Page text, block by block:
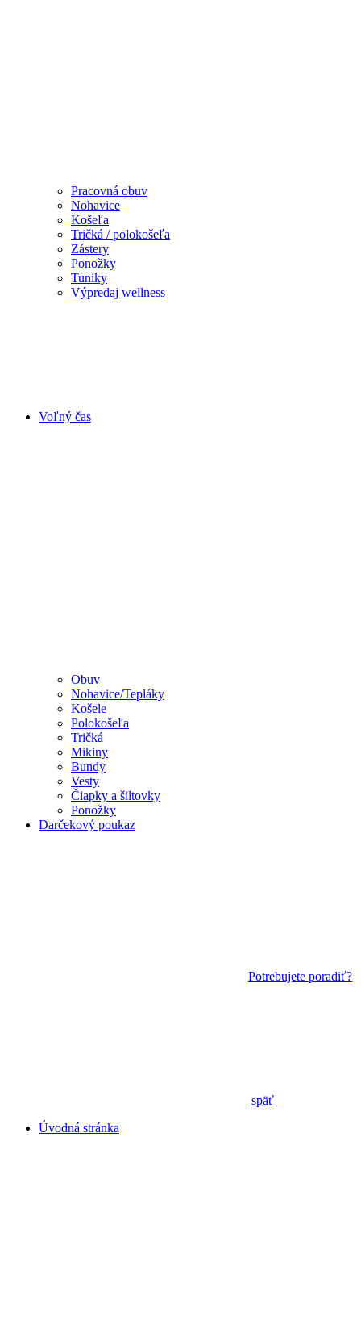
Pracovná obuv
Nohavice
Košeľa
Tričká / polokošeľa
Zástery
Ponožky
Tuniky
Výpredaj wellness
Voľný čas
Obuv
Nohavice/Tepláky
Košele
Polokošeľa
Tričká
Mikiny
Bundy
Vesty
Čiapky a šiltovky
Ponožky
Darčekový poukaz
Potrebujete poradiť?
späť
Úvodná stránka